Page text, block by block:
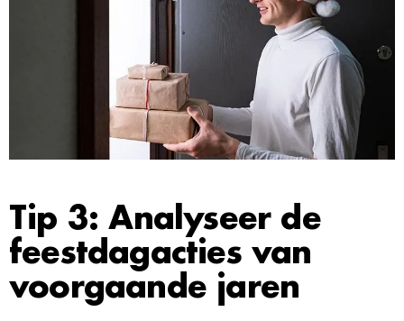
Tip 3: Analyseer de
feestdagacties van
voorgaande jaren